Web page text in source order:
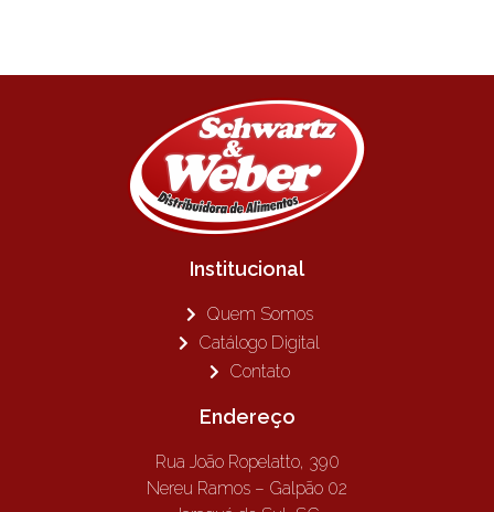
Institucional
Quem Somos
Catálogo Digital
Contato
Endereço
Rua João Ropelatto, 390
Nereu Ramos – Galpão 02